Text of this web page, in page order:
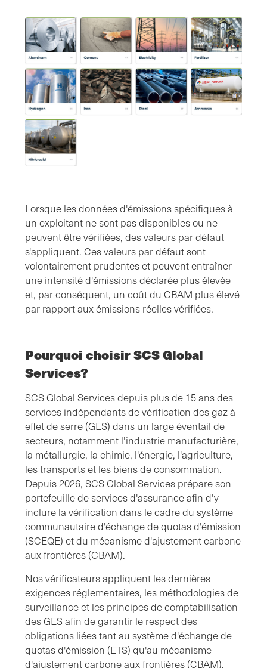
Lorsque les données d'émissions spécifiques à
un exploitant ne sont pas disponibles ou ne
peuvent être vérifiées, des valeurs par défaut
s'appliquent. Ces valeurs par défaut sont
volontairement prudentes et peuvent entraîner
une intensité d'émissions déclarée plus élevée
et, par conséquent, un coût du CBAM plus élevé
par rapport aux émissions réelles vérifiées.
Pourquoi choisir SCS Global
Services?
SCS Global Services depuis plus de 15 ans des
services indépendants de vérification des gaz à
effet de serre (GES) dans un large éventail de
secteurs, notamment l'industrie manufacturière,
la métallurgie, la chimie, l'énergie, l'agriculture,
les transports et les biens de consommation.
Depuis 2026, SCS Global Services prépare son
portefeuille de services d'assurance afin d'y
inclure la vérification dans le cadre du système
communautaire d'échange de quotas d'émission
(SCEQE) et du mécanisme d'ajustement carbone
aux frontières (CBAM).
Nos vérificateurs appliquent les dernières
exigences réglementaires, les méthodologies de
surveillance et les principes de comptabilisation
des GES afin de garantir le respect des
obligations liées tant au système d'échange de
quotas d'émission (ETS) qu'au mécanisme
d'ajustement carbone aux frontières (CBAM).